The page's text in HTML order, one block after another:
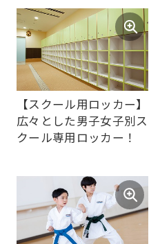
【スクール用ロッカー】
広々とした男子女子別ス
クール専用ロッカー！